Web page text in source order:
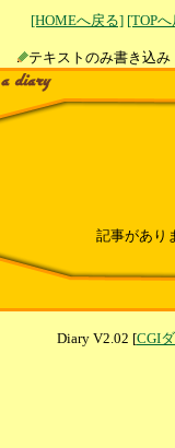
[HOMEへ戻る] [TOP
テキストのみ書
記事があり
Diary V2.02 [CGI